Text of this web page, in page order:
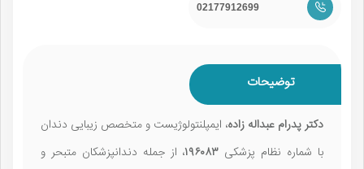
02177912699
توضیحات
دکتر پدرام عبداله زاده، ایمپلنتولوژیست و متخصص زیبایی دندان
با شماره نظام پزشکی ۱۹۶۰۸۳، از جمله دندانپزشکان متبحر و